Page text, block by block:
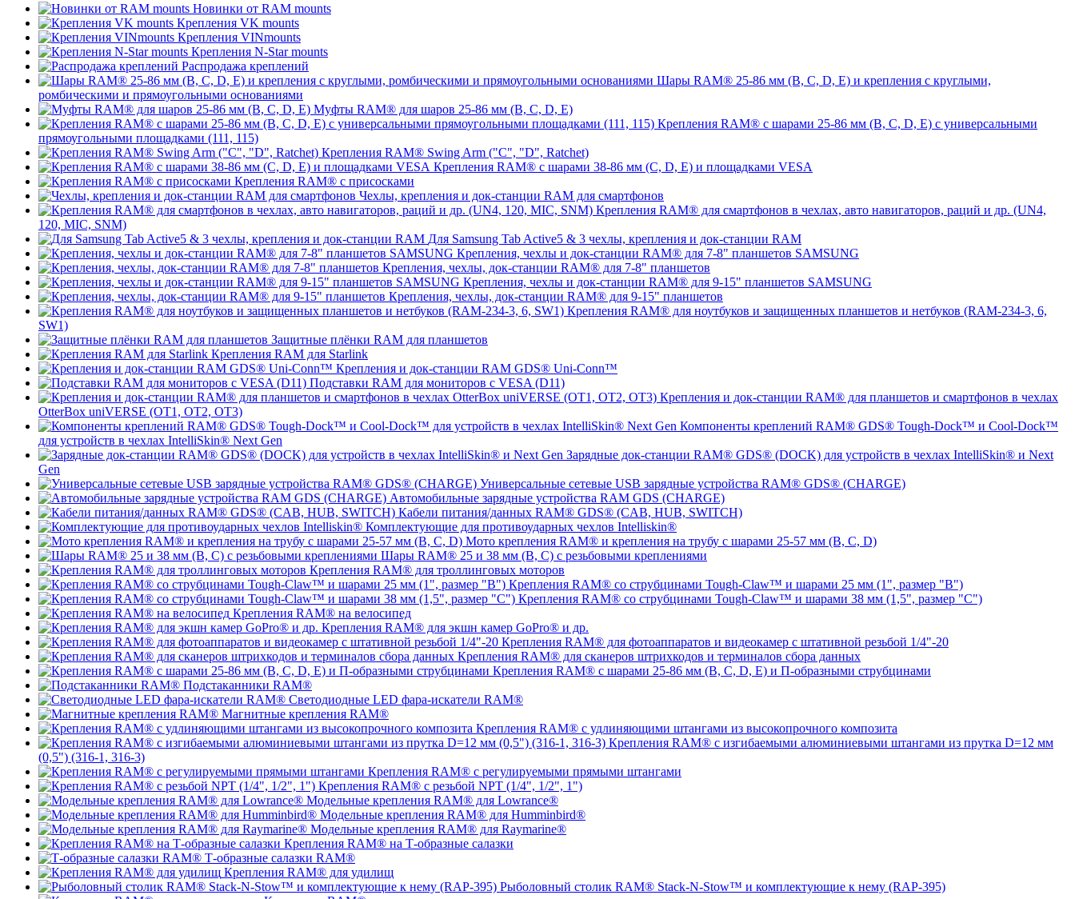
Новинки от RAM mounts
Крепления VK mounts
Крепления VINmounts
Крепления N-Star mounts
Распродажа креплений
Шары RAM® 25-86 мм (B, C, D, E) и крепления с круглыми,
ромбическими и прямоугольными основаниями
Муфты RAM® для шаров 25-86 мм (B, C, D, E)
Крепления RAM® с шарами 25-86 мм (B, C, D, E) с универсальными
прямоугольными площадками (111, 115)
Крепления RAM® Swing Arm ("C", "D", Ratchet)
Крепления RAM® с шарами 38-86 мм (C, D, E) и площадками VESA
Крепления RAM® с присосками
Чехлы, крепления и док-станции RAM для смартфонов
Крепления RAM® для смартфонов в чехлах, авто навигаторов, раций и др. (UN4,
120, MIC, SNM)
Для Samsung Tab Active5 & 3 чехлы, крепления и док-станции RAM
Крепления, чехлы и док-станции RAM® для 7-8" планшетов SAMSUNG
Крепления, чехлы, док-станции RAM® для 7-8" планшетов
Крепления, чехлы и док-станции RAM® для 9-15" планшетов SAMSUNG
Крепления, чехлы, док-станции RAM® для 9-15" планшетов
Крепления RAM® для ноутбуков и защищенных планшетов и нетбуков (RAM-234-3, 6,
SW1)
Защитные плёнки RAM для планшетов
Крепления RAM для Starlink
Крепления и док-станции RAM GDS® Uni-Conn™
Подставки RAM для мониторов с VESA (D11)
Крепления и док-станции RAM® для планшетов и смартфонов в чехлах
OtterBox uniVERSE (OT1, OT2, OT3)
Компоненты креплений RAM® GDS® Tough-Dock™ и Cool-Dock™
для устройств в чехлах IntelliSkin® Next Gen
Зарядные док-станции RAM® GDS® (DOCK) для устройств в чехлах IntelliSkin® и Next
Gen
Универсальные сетевые USB зарядные устройства RAM® GDS® (CHARGE)
Автомобильные зарядные устройства RAM GDS (CHARGE)
Кабели питания/данных RAM® GDS® (CAB, HUB, SWITCH)
Комплектующие для противоударных чехлов Intelliskin®
Мото крепления RAM® и крепления на трубу с шарами 25-57 мм (B, C, D)
Шары RAM® 25 и 38 мм (B, C) с резьбовыми креплениями
Крепления RAM® для троллинговых моторов
Крепления RAM® со струбцинами Tough-Claw™ и шарами 25 мм (1", размер "B")
Крепления RAM® со струбцинами Tough-Claw™ и шарами 38 мм (1,5", размер "C")
Крепления RAM® на велосипед
Крепления RAM® для экшн камер GoPro® и др.
Крепления RAM® для фотоаппаратов и видеокамер с штативной резьбой 1/4"-20
Крепления RAM® для сканеров штрихкодов и терминалов сбора данных
Крепления RAM® с шарами 25-86 мм (B, C, D, E) и П-образными струбцинами
Подстаканники RAM®
Светодиодные LED фара-искатели RAM®
Магнитные крепления RAM®
Крепления RAM® с удлиняющими штангами из высокопрочного композита
Крепления RAM® с изгибаемыми алюминиевыми штангами из прутка D=12 мм
(0,5") (316-1, 316-3)
Крепления RAM® c регулируемыми прямыми штангами
Крепления RAM® с резьбой NPT (1/4", 1/2", 1")
Модельные крепления RAM® для Lowrance®
Модельные крепления RAM® для Humminbird®
Модельные крепления RAM® для Raymarine®
Крепления RAM® на Т-образные салазки
Т-образные салазки RAM®
Крепления RAM® для удилищ
Рыболовный столик RAM® Stack-N-Stow™ и комплектующие к нему (RAP-395)